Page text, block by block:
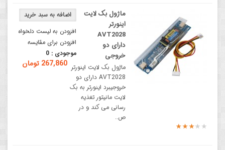
افزودن به لیست دلخواه
افزودن برای مقایسه
موجودی : 0
267,860 تومان
ماژول بک لایت
اینورتر
AVT2028
دارای دو
خروجی
ماژول بک لایت اینورتر
AVT2028 دارای دو
خروجیبرد اینورتر به بک
لایت مانیتور تغذیه
رسانی می کند و در
ص..